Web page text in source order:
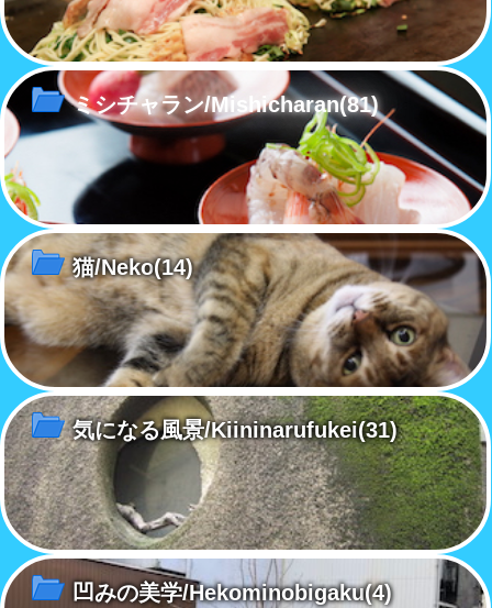
ミシチャラン/Mishicharan(81)
猫/Neko(14)
気になる風景/Kiininarufukei(31)
凹みの美学/Hekominobigaku(4)